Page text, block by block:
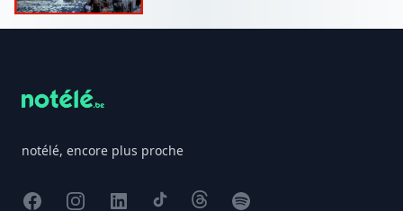
notélé, encore plus proche
FacebookInstagram
X TikTokThreadsSpotify